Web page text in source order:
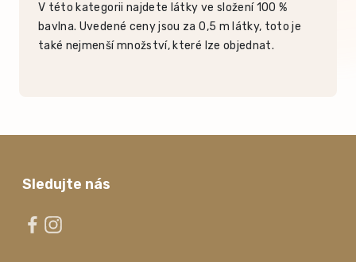
V této kategorii najdete látky ve složení 100 %
bavlna. Uvedené ceny jsou za 0,5 m látky, toto je
také nejmenší množství, které lze objednat.
Sledujte nás